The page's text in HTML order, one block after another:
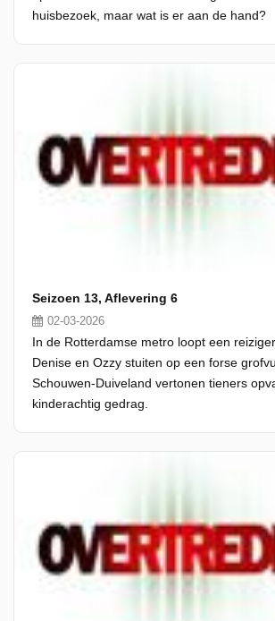
huisbezoek, maar wat is er aan de hand?
Seizoen 13, Aflevering 6
02-03-2026
In de Rotterdamse metro loopt een
Denise en Ozzy stuiten op een forse
Schouwen-Duiveland vertonen tieners
kinderachtig gedrag.